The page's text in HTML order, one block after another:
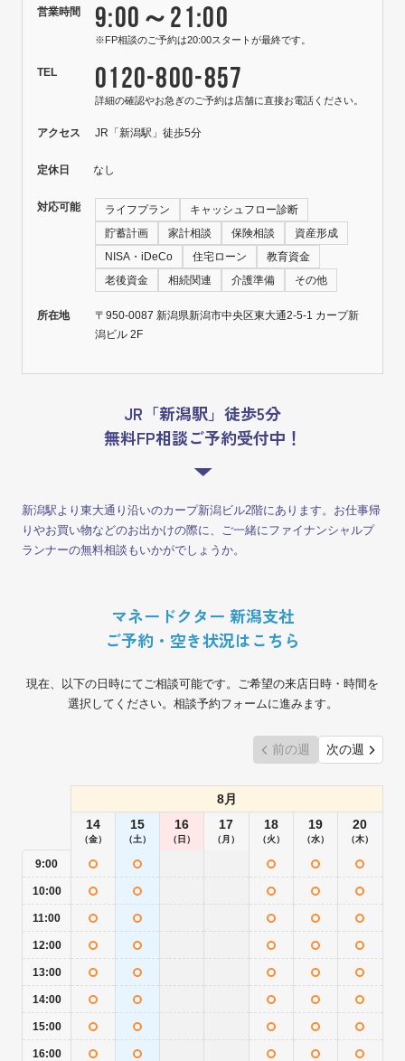
営業時間 9:00～21:00
※FP相談のご予約は20:00スタートが最終です。
TEL 0120-800-857
詳細の確認やお急ぎのご予約は店舗に直接お電話ください。
アクセス JR「新潟駅」徒歩5分
定休日 なし
対応可能 ライフプラン
キャッシュフロー診断
貯蓄計画
家計相談 保険相談
資産形成
NISA・iDeCo
住宅ローン
教育資金
老後資金
相続関連 介護準備 その他
所在地
〒950-0087 新潟県新潟市中央区東大通2-5-1 カープ新
潟ビル 2F
JR「新潟駅」徒歩5分
無料FP相談ご予約受付中！
新潟駅より東大通り沿いのカープ新潟ビル2階にあります。お仕事帰
りやお買い物などのお出かけの際に、ご一緒にファイナンシャルプ
ランナーの無料相談もいかがでしょうか。
マネードクター 新潟支社
ご予約・空き状況はこちら
現在、以下の日時にてご相談可能です。ご希望の来店日時・時間を
選択してください。相談予約フォームに進みます。
前の週 次の週
9:00
10:00
11:00
12:00
13:00
14:00
15:00
16:00
8月
14
（金）
15
（土）
16
（日）
17
（月）
18
（火）
19
（水）
20
（木）